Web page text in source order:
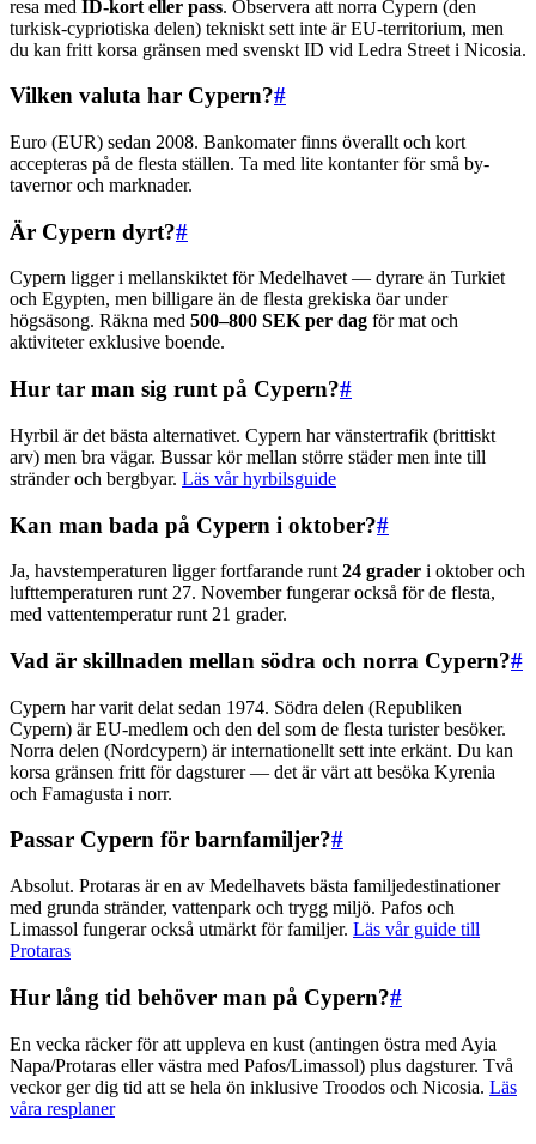
resa med ID-kort eller pass. Observera att norra Cypern (den
turkisk-cypriotiska delen) tekniskt sett inte är EU-territorium, men
du kan fritt korsa gränsen med svenskt ID vid Ledra Street i Nicosia.
Vilken valuta har Cypern?#
Euro (EUR) sedan 2008. Bankomater finns överallt och kort
accepteras på de flesta ställen. Ta med lite kontanter för små by-
tavernor och marknader.
Är Cypern dyrt?#
Cypern ligger i mellanskiktet för Medelhavet — dyrare än Turkiet
och Egypten, men billigare än de flesta grekiska öar under
högsäsong. Räkna med 500–800 SEK per dag för mat och
aktiviteter exklusive boende.
Hur tar man sig runt på Cypern?#
Hyrbil är det bästa alternativet. Cypern har vänstertrafik (brittiskt
arv) men bra vägar. Bussar kör mellan större städer men inte till
stränder och bergbyar. Läs vår hyrbilsguide
Kan man bada på Cypern i oktober?#
Ja, havstemperaturen ligger fortfarande runt 24 grader i oktober och
lufttemperaturen runt 27. November fungerar också för de flesta,
med vattentemperatur runt 21 grader.
Vad är skillnaden mellan södra och norra Cypern?#
Cypern har varit delat sedan 1974. Södra delen (Republiken
Cypern) är EU-medlem och den del som de flesta turister besöker.
Norra delen (Nordcypern) är internationellt sett inte erkänt. Du kan
korsa gränsen fritt för dagsturer — det är värt att besöka Kyrenia
och Famagusta i norr.
Passar Cypern för barnfamiljer?#
Absolut. Protaras är en av Medelhavets bästa familjedestinationer
med grunda stränder, vattenpark och trygg miljö. Pafos och
Limassol fungerar också utmärkt för familjer. Läs vår guide till
Protaras
Hur lång tid behöver man på Cypern?#
En vecka räcker för att uppleva en kust (antingen östra med Ayia
Napa/Protaras eller västra med Pafos/Limassol) plus dagsturer. Två
veckor ger dig tid att se hela ön inklusive Troodos och Nicosia. Läs
våra resplaner